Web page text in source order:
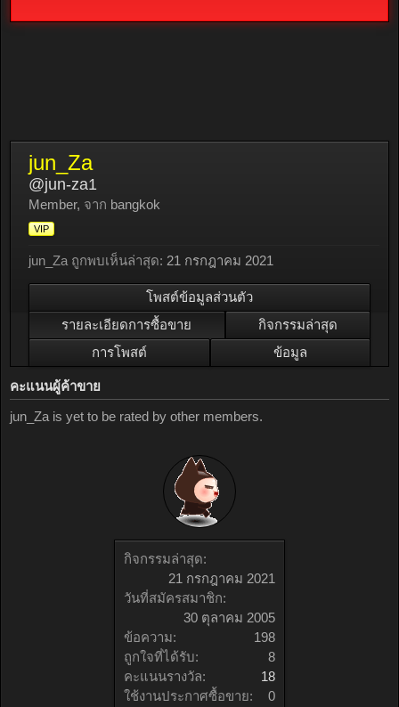
กิจกรรมล่าสุด:
21 กรกฎาคม 2021
วันที่สมัครสมาชิก:
30 ตุลาคม 2005
ข้อความ:
198
ถูกใจที่ได้รับ:
8
คะแนนรางวัล:
18
ใช้งานประกาศซื้อขาย:
0
jun_Za
@jun-za1
Member, จาก bangkok
VIP
jun_Za ถูกพบเห็นล่าสุด: 21 กรกฎาคม 2021
โพสต์ข้อมูลส่วนตัว
รายละเอียดการซื้อขาย
กิจกรรมล่าสุด
การโพสต์
ข้อมูล
คะแนนผู้ค้าขาย
jun_Za is yet to be rated by other members.